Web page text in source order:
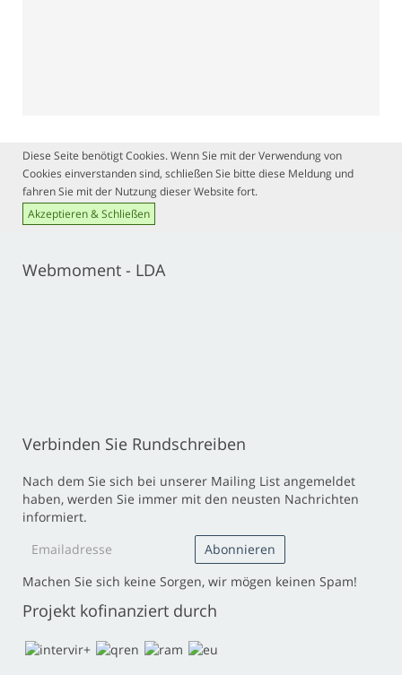
Diese Seite benötigt Cookies. Wenn Sie mit der Verwendung von
Cookies einverstanden sind, schließen Sie bitte diese Meldung und
fahren Sie mit der Nutzung dieser Website fort.
Akzeptieren & Schließen
Webmoment - LDA
Verbinden Sie Rundschreiben
Nach dem Sie sich bei unserer Mailing List angemeldet
haben, werden Sie immer mit den neusten Nachrichten
informiert.
Machen Sie sich keine Sorgen, wir mögen keinen Spam!
Projekt kofinanziert durch